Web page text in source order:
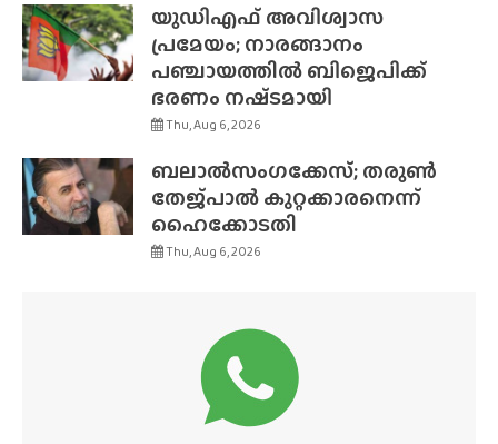
യുഡിഎഫ് അവിശ്വാസ
പ്രമേയം; നാരങ്ങാനം
പഞ്ചായത്തിൽ ബിജെപിക്ക്
ഭരണം നഷ്‌ടമായി
Thu, Aug 6, 2026
ബലാൽസംഗക്കേസ്; തരുൺ
തേജ്‌പാൽ കുറ്റക്കാരനെന്ന്
ഹൈക്കോടതി
Thu, Aug 6, 2026